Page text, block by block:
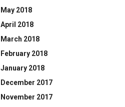
May 2018
April 2018
March 2018
February 2018
January 2018
December 2017
November 2017